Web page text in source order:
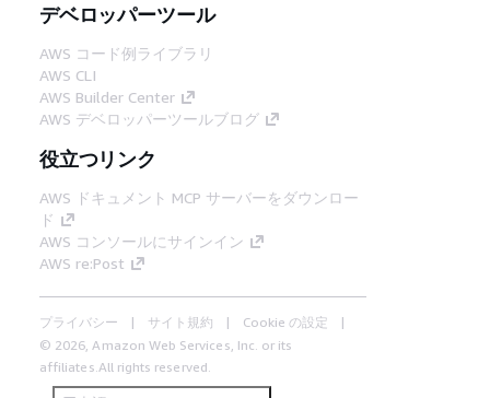
デベロッパーツール
AWS コード例ライブラリ
AWS CLI
AWS Builder Center
AWS デベロッパーツールブログ
役立つリンク
AWS ドキュメント MCP サーバーをダウンロー
ド
AWS コンソールにサインイン
AWS re:Post
プライバシー サイト規約
Cookie の設定
© 2026, Amazon Web Services, Inc. or its
affiliates.All rights reserved.